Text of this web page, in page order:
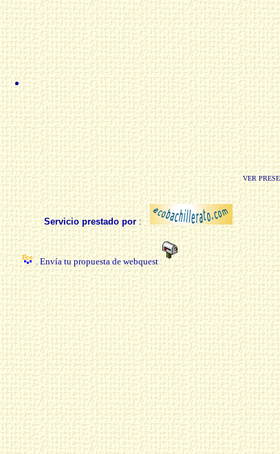
VER
Servicio prestado por:
. Envía tu propuesta de webquest